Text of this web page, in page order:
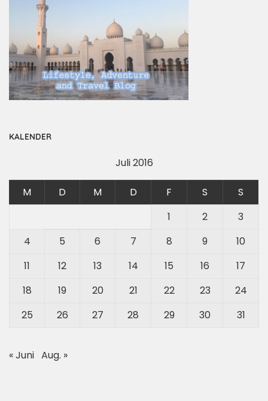
KALENDER
Juli 2016
M D M D F S
S
1
2
3
4
5 6 7 8 9
10
11
12 13 14 15 16
17
18
19 20 21 22 23
24
25
26 27 28 29 30 31
« Juni Aug. »